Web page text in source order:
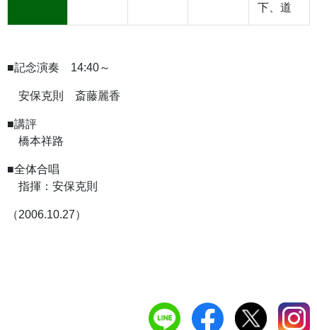
下、道
■記念演奏 14:40～
安保克則 斎藤麗香
■講評
橋本祥路
■全体合唱
指揮：安保克則
（2006.10.27）